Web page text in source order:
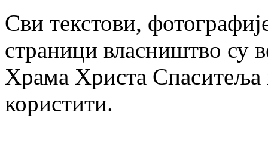
Сви текстови,
страници власништво су
Храма Христа Спаситеља
користити.